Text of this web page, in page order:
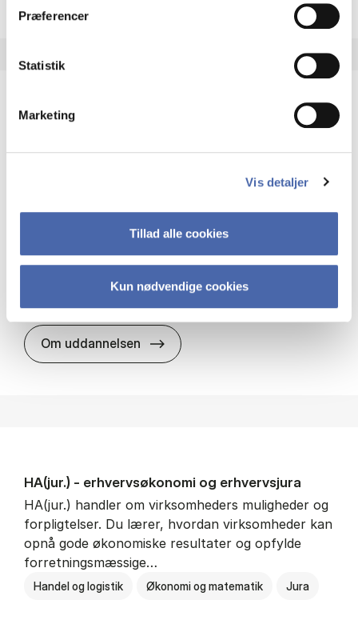
Præferencer
Statistik
Marketing
Vis detaljer
Tillad alle cookies
Kun nødvendige cookies
HA(it.) - erhvervs­økonomi og informations­
virksomheders muligheder og udfordringer inden
Organisation og ledelse
Om uddannelsen HA(it.) - erhvervs­økonomi og
HA(jur.) - erhvervs­økonomi og erhvervs­jura
HA(jur.) handler om virksomheders muligheder og
forpligtelser. Du lærer, hvordan virksomheder kan
opnå gode økonomiske resultater og opfylde
forretningsmæssige…
Handel og logistik Økonomi og matematik Jura